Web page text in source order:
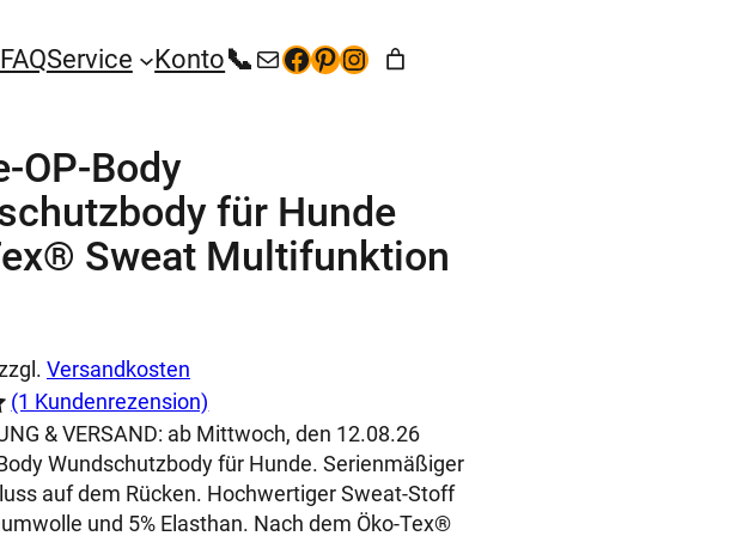
FAQService Konto+49 (35267) 5 53 65kontakt@hunde-bekleidung.com
Facebook
Pinterest
Instagram
OP-Body
für Hunde
Sweat Multifunktion
Versandkosten
(1 Kundenrezension)
& VERSAND: ab Mittwoch, den 12.08.26
Wundschutzbody für Hunde. Serienmäßiger
auf dem Rücken. Hochwertiger Sweat-Stoff
und 5% Elasthan. Nach dem Öko-Tex®